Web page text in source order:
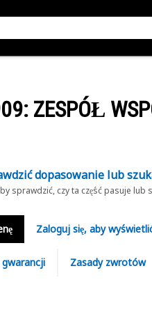
: ZESPÓŁ
dopasowanie lub
sprawdzić, czy ta część pasuje lub
Zaloguj się, aby
Zasady zwrotów